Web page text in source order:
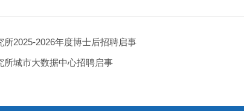
2025-2026年度博士后招聘启事
所城市大数据中心招聘启事